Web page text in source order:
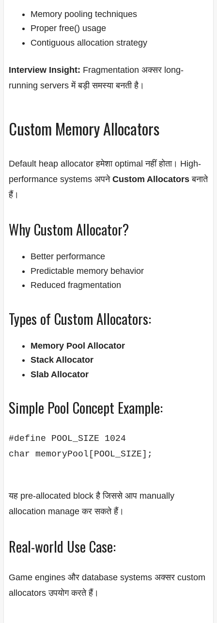
Memory pooling techniques
Proper free() usage
Contiguous allocation strategy
Interview Insight: Fragmentation अक्सर long-
running servers में बड़ी समस्या बनती है।
Custom Memory Allocators
Default heap allocator हमेशा optimal नहीं होता। High-
performance systems अपने Custom Allocatorsबनाते
हैं।
Why Custom Allocator?
Better performance
Predictable memory behavior
Reduced fragmentation
Types of Custom Allocators:
Memory Pool Allocator
Stack Allocator
Slab Allocator
Simple Pool Concept Example:
#define POOL_SIZE 1024
यह pre-allocated block है जिससे आप manually
allocation manage कर सकते हैं।
Real-world Use Case:
Game engines और database systems अक्सर custom
allocators उपयोग करते हैं।